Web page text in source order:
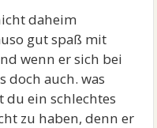
daheim
gut spaß mit
wenn er sich bei
doch auch. was
du ein schlechtes
zu haben, denn er